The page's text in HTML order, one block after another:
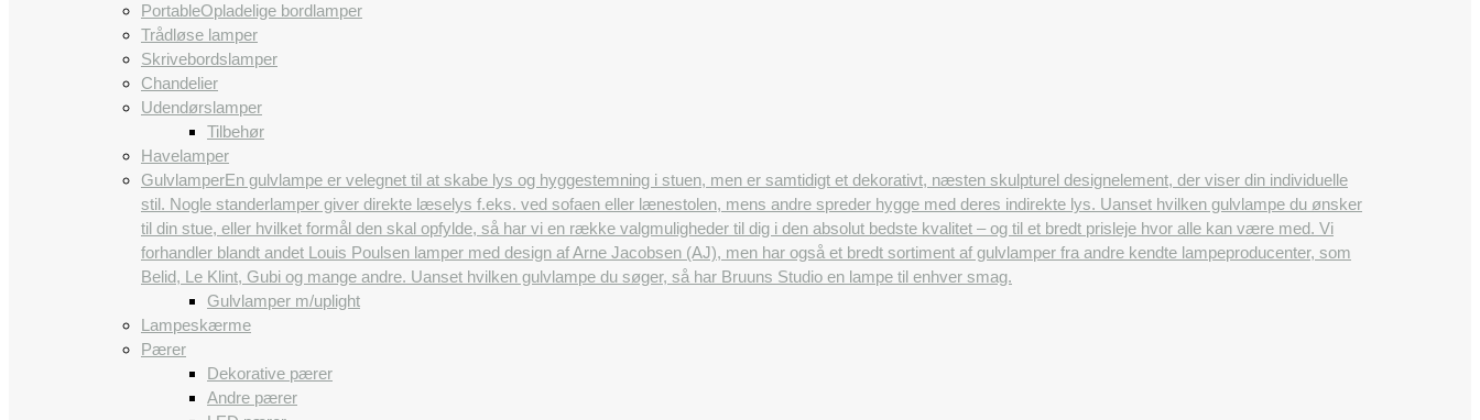
PortableOpladelige bordlamper
Trådløse lamper
Skrivebordslamper
Chandelier
Udendørslamper
Tilbehør
Havelamper
GulvlamperEn gulvlampe er velegnet til at skabe lys og hyggestemning i stuen, men er samtidigt et dekorativt, næsten skulpturel designelement, der viser din individuelle
stil. Nogle standerlamper giver direkte læselys f.eks. ved sofaen eller lænestolen, mens andre spreder hygge med deres indirekte lys. Uanset hvilken gulvlampe du ønsker
til din stue, eller hvilket formål den skal opfylde, så har vi en række valgmuligheder til dig i den absolut bedste kvalitet – og til et bredt prisleje hvor alle kan være med. Vi
forhandler blandt andet Louis Poulsen lamper med design af Arne Jacobsen (AJ), men har også et bredt sortiment af gulvlamper fra andre kendte lampeproducenter, som
Belid, Le Klint, Gubi og mange andre. Uanset hvilken gulvlampe du søger, så har Bruuns Studio en lampe til enhver smag.
Gulvlamper m/uplight
Lampeskærme
Pærer
Dekorative pærer
Andre pærer